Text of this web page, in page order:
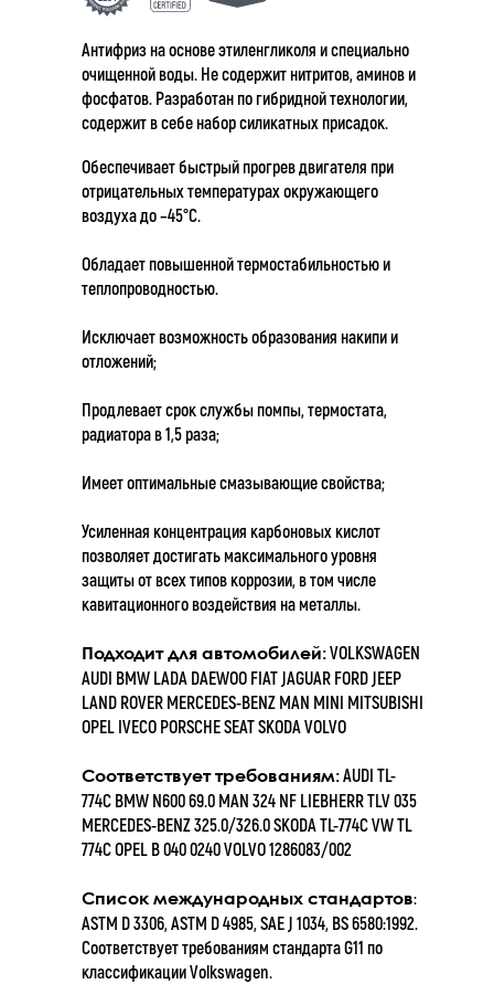
Антифриз на основе этиленгликоля и специально
очищенной воды. Не содержит нитритов, аминов и
фосфатов. Разработан по гибридной технологии,
содержит в себе набор силикатных присадок.
Обеспечивает быстрый прогрев двигателя при
отрицательных температурах окружающего
воздуха до –45°С.
Обладает повышенной термостабильностью и
теплопроводностью.
Исключает возможность образования накипи и
отложений;
Продлевает срок службы помпы, термостата,
радиатора в 1,5 раза;
Имеет оптимальные смазывающие свойства;
Усиленная концентрация карбоновых кислот
позволяет достигать максимального уровня
защиты от всех типов коррозии, в том числе
кавитационного воздействия на металлы.
Подходит для автомобилей: VOLKSWAGEN
AUDI BMW LADA DAEWOO FIAT JAGUAR FORD JEEP
LAND ROVER MERCEDES-BENZ MAN MINI MITSUBISHI
OPEL IVECO PORSCHE SEAT SKODA VOLVO
Соответствует требованиям: AUDI TL-
774C BMW N600 69.0 MAN 324 NF LIEBHERR TLV 035
MERCEDES-BENZ 325.0/326.0 SKODA TL-774C VW TL
774C OPEL B 040 0240 VOLVO 1286083/002
Список международных стандартов:
ASTM D 3306, ASTM D 4985, SAE J 1034, BS 6580:1992.
Соответствует требованиям стандарта G11 по
классификации Volkswagen.